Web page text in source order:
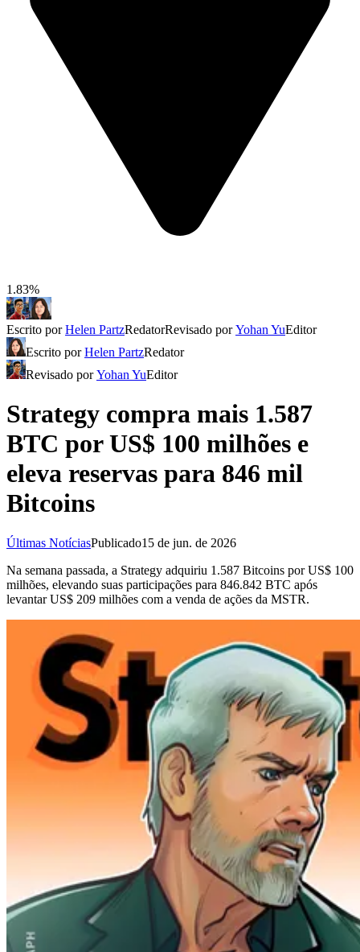
1.83%
Escrito porHelen PartzRedatorRevisado porYohan YuEditor
Escrito porHelen PartzRedator
Revisado porYohan YuEditor
Strategy compra mais 1.587
BTC por US$ 100 milhões e
eleva reservas para 846 mil
Bitcoins
Últimas NotíciasPublicado15 de jun. de 2026
Na semana passada, a Strategy adquiriu 1.587 Bitcoins por US$ 100
milhões, elevando suas participações para 846.842 BTC após
levantar US$ 209 milhões com a venda de ações da MSTR.